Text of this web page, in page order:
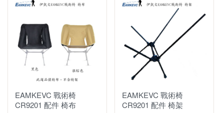
哨 求生用具 急救用具
指北針
快乾毛巾
清潔 保養 維修
扣具
褲子
帽子
EAMKEVC 戰術椅
CR9201 配件 椅布
EAMKEVC 戰術椅
CR9201 配件 椅架